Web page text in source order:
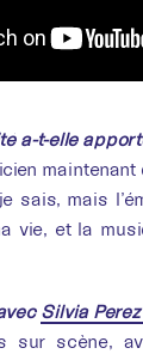
a-t-elle
sais, mais
vie, et la
Silvia
sur scène,